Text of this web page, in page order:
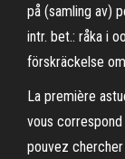
på (samling av)
intr. bet.: råka i
förskräckelse
La première
vous
pouvez